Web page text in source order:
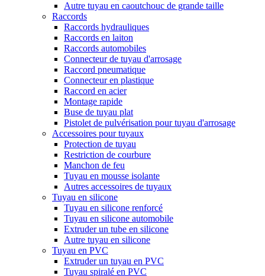
Autre tuyau en caoutchouc de grande taille
Raccords
Raccords hydrauliques
Raccords en laiton
Raccords automobiles
Connecteur de tuyau d'arrosage
Raccord pneumatique
Connecteur en plastique
Raccord en acier
Montage rapide
Buse de tuyau plat
Pistolet de pulvérisation pour tuyau d'arrosage
Accessoires pour tuyaux
Protection de tuyau
Restriction de courbure
Manchon de feu
Tuyau en mousse isolante
Autres accessoires de tuyaux
Tuyau en silicone
Tuyau en silicone renforcé
Tuyau en silicone automobile
Extruder un tube en silicone
Autre tuyau en silicone
Tuyau en PVC
Extruder un tuyau en PVC
Tuyau spiralé en PVC